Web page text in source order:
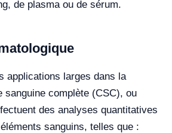
de plasma ou de sérum.
applications larges dans la
sanguine complète (CSC), ou
des analyses quantitatives
sanguins, telles que :